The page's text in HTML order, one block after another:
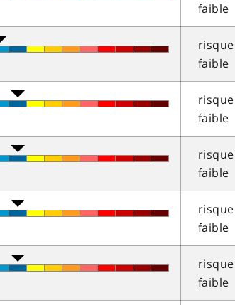
faible
risque
faible
risque
faible
risque
faible
risque
faible
risque
faible